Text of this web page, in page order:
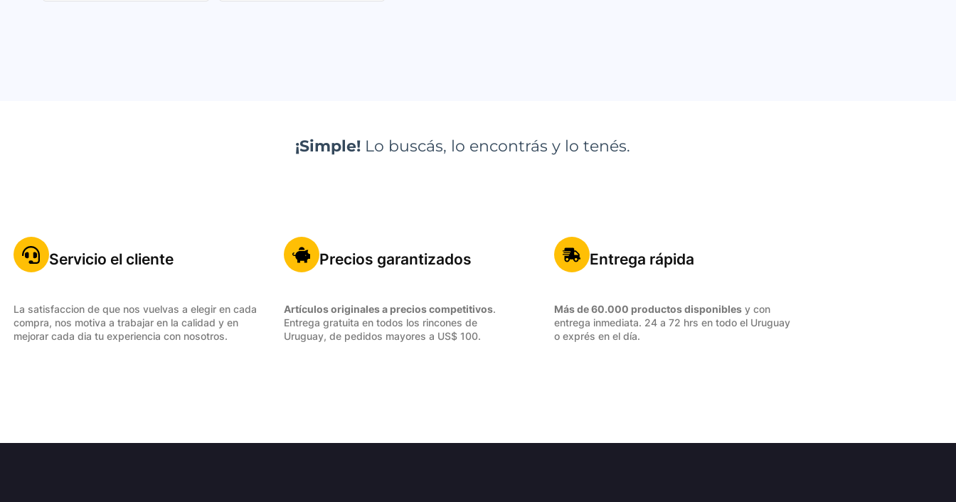
¡Simple!Lo buscás, lo encontrás y lo tenés.
Servicio el cliente
La satisfaccion de que nos vuelvas a elegir en cada
compra, nos motiva a trabajar en la calidad y en
mejorar cada dia tu experiencia con nosotros.
Precios garantizados
Artículos originales a precios competitivos.
Entrega gratuita en todos los rincones de
Uruguay, de pedidos mayores a US$ 100.
Entrega rápida
Más de 60.000 productos disponiblesy con
entrega inmediata. 24 a 72 hrs en todo el Uruguay
o exprés en el día.